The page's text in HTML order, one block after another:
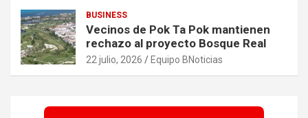
BUSINESS
Vecinos de Pok Ta Pok mantienen
rechazo al proyecto Bosque Real
22 julio, 2026 Equipo BNoticias